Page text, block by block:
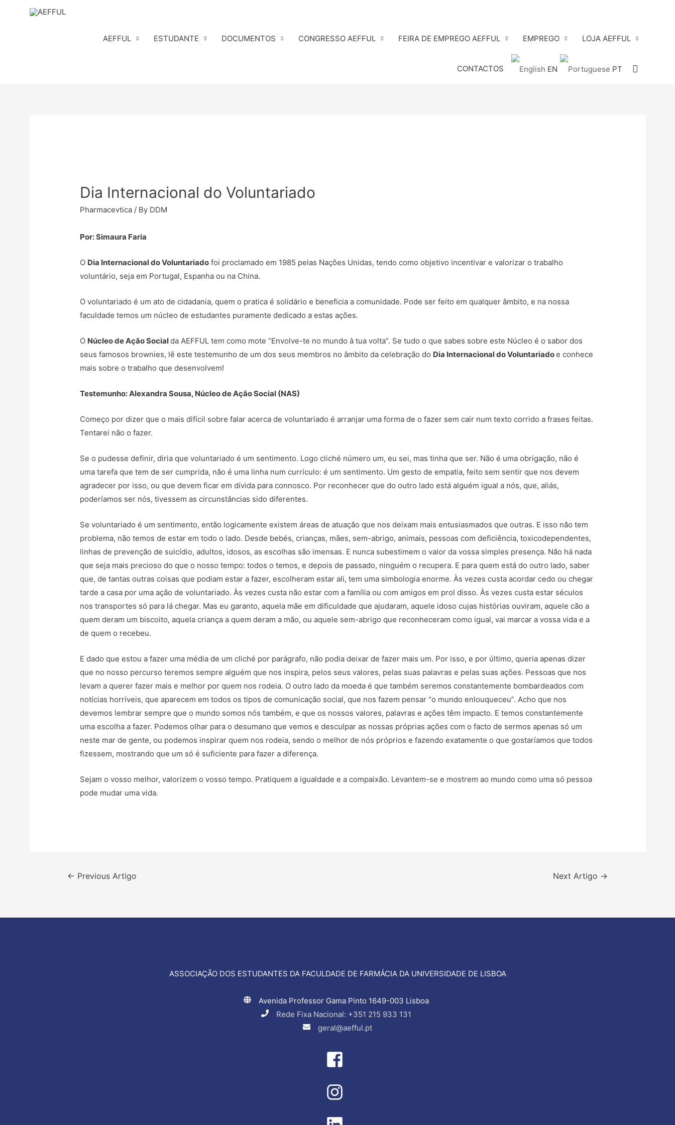
AEFFUL ESTUDANTE DOCUMENTOS CONGRESSO AEFFUL FEIRA DE EMPREGO AEFFUL EMPREGO LOJA AEFFUL
CONTACTOS EN PT Search
Dia Internacional do Voluntariado
Pharmacevtica/ By DDM
Por: Simaura Faria
O Dia Internacional do Voluntariadofoi proclamado em 1985 pelas Nações Unidas, tendo como objetivo incentivar e valorizar o trabalho
voluntário, seja em Portugal, Espanha ou na China.
O voluntariado é um ato de cidadania, quem o pratica é solidário e beneficia a comunidade. Pode ser feito em qualquer âmbito, e na nossa
faculdade temos um núcleo de estudantes puramente dedicado a estas ações.
O Núcleo de Ação Socialda AEFFUL tem como mote “Envolve-te no mundo à tua volta”. Se tudo o que sabes sobre este Núcleo é o sabor dos
seus famosos brownies, lê este testemunho de um dos seus membros no âmbito da celebração do Dia Internacional do Voluntariadoe conhece
mais sobre o trabalho que desenvolvem!
Testemunho: Alexandra Sousa, Núcleo de Ação Social (NAS)
Começo por dizer que o mais difícil sobre falar acerca de voluntariado é arranjar uma forma de o fazer sem cair num texto corrido a frases feitas.
Tentarei não o fazer.
Se o pudesse definir, diria que voluntariado é um sentimento. Logo cliché número um, eu sei, mas tinha que ser. Não é uma obrigação, não é
uma tarefa que tem de ser cumprida, não é uma linha num currículo: é um sentimento. Um gesto de empatia, feito sem sentir que nos devem
agradecer por isso, ou que devem ficar em dívida para connosco. Por reconhecer que do outro lado está alguém igual a nós, que, aliás,
poderíamos ser nós, tivessem as circunstâncias sido diferentes.
Se voluntariado é um sentimento, então logicamente existem áreas de atuação que nos deixam mais entusiasmados que outras. E isso não tem
problema, não temos de estar em todo o lado. Desde bebés, crianças, mães, sem-abrigo, animais, pessoas com deficiência, toxicodependentes,
linhas de prevenção de suicídio, adultos, idosos, as escolhas são imensas. E nunca subestimem o valor da vossa simples presença. Não há nada
que seja mais precioso do que o nosso tempo: todos o temos, e depois de passado, ninguém o recupera. E para quem está do outro lado, saber
que, de tantas outras coisas que podiam estar a fazer, escolheram estar ali, tem uma simbologia enorme. Às vezes custa acordar cedo ou chegar
tarde a casa por uma ação de voluntariado. Às vezes custa não estar com a família ou com amigos em prol disso. Às vezes custa estar séculos
nos transportes só para lá chegar. Mas eu garanto, aquela mãe em dificuldade que ajudaram, aquele idoso cujas histórias ouviram, aquele cão a
quem deram um biscoito, aquela criança a quem deram a mão, ou aquele sem-abrigo que reconheceram como igual, vai marcar a vossa vida e a
de quem o recebeu.
E dado que estou a fazer uma média de um cliché por parágrafo, não podia deixar de fazer mais um. Por isso, e por último, queria apenas dizer
que no nosso percurso teremos sempre alguém que nos inspira, pelos seus valores, pelas suas palavras e pelas suas ações. Pessoas que nos
levam a querer fazer mais e melhor por quem nos rodeia. O outro lado da moeda é que também seremos constantemente bombardeados com
notícias horríveis, que aparecem em todos os tipos de comunicação social, que nos fazem pensar “o mundo enlouqueceu”. Acho que nos
devemos lembrar sempre que o mundo somos nós também, e que os nossos valores, palavras e ações têm impacto. E temos constantemente
uma escolha a fazer. Podemos olhar para o desumano que vemos e desculpar as nossas próprias ações com o facto de sermos apenas só um
neste mar de gente, ou podemos inspirar quem nos rodeia, sendo o melhor de nós próprios e fazendo exatamente o que gostaríamos que todos
fizessem, mostrando que um só é suficiente para fazer a diferença.
Sejam o vosso melhor, valorizem o vosso tempo. Pratiquem a igualdade e a compaixão. Levantem-se e mostrem ao mundo como uma só pessoa
pode mudar uma vida.
Navegação
← Previous Artigo Next Artigo →
ASSOCIAÇÃO DOS ESTUDANTES DA FACULDADE DE FARMÁCIA DA UNIVERSIDADE DE LISBOA
Avenida Professor Gama Pinto 1649-003 Lisboa
Rede Fixa Nacional: +351 215 933 131
geral@aefful.pt